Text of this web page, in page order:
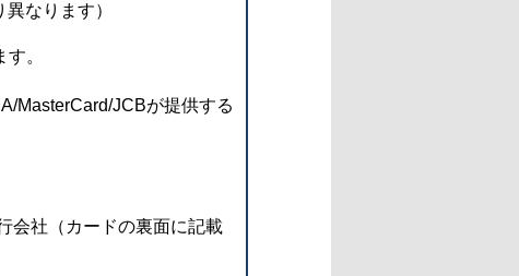
なります）
。
MasterCard/JCBが提供する
会社（カードの裏面に記載